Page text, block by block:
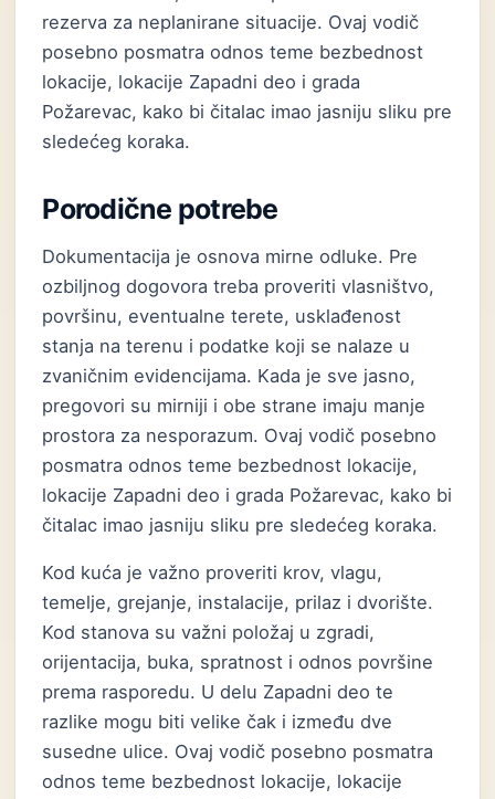
rezerva za neplanirane situacije. Ovaj vodič
posebno posmatra odnos teme bezbednost
lokacije, lokacije Zapadni deo i grada
Požarevac, kako bi čitalac imao jasniju sliku pre
sledećeg koraka.
Porodične potrebe
Dokumentacija je osnova mirne odluke. Pre
ozbiljnog dogovora treba proveriti vlasništvo,
površinu, eventualne terete, usklađenost
stanja na terenu i podatke koji se nalaze u
zvaničnim evidencijama. Kada je sve jasno,
pregovori su mirniji i obe strane imaju manje
prostora za nesporazum. Ovaj vodič posebno
posmatra odnos teme bezbednost lokacije,
lokacije Zapadni deo i grada Požarevac, kako bi
čitalac imao jasniju sliku pre sledećeg koraka.
Kod kuća je važno proveriti krov, vlagu,
temelje, grejanje, instalacije, prilaz i dvorište.
Kod stanova su važni položaj u zgradi,
orijentacija, buka, spratnost i odnos površine
prema rasporedu. U delu Zapadni deo te
razlike mogu biti velike čak i između dve
susedne ulice. Ovaj vodič posebno posmatra
odnos teme bezbednost lokacije, lokacije